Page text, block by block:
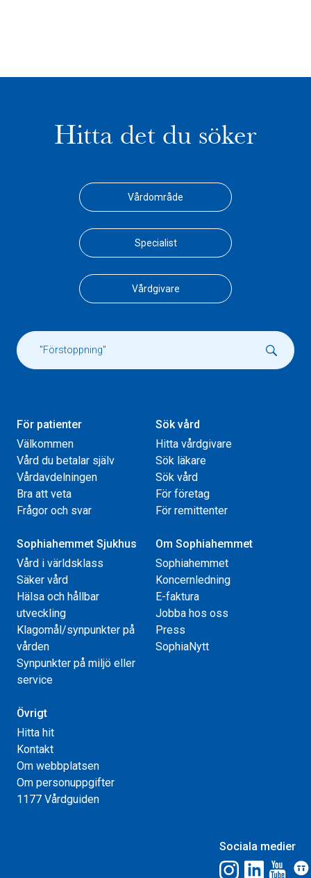
Hitta det du söker
Vårdområde
Specialist
Vårdgivare
För patienter
Välkommen
Vård du betalar själv
Vårdavdelningen
Bra att veta
Frågor och svar
Sök vård
Hitta vårdgivare
Sök läkare
Sök vård
För företag
För remittenter
Sophiahemmet Sjukhus
Vård i världsklass
Säker vård
Hälsa och hållbar
utveckling
Klagomål/synpunkter på
vården
Synpunkter på miljö eller
service
Om Sophiahemmet
Sophiahemmet
Koncernledning
E-faktura
Jobba hos oss
Press
SophiaNytt
Övrigt
Hitta hit
Kontakt
Om webbplatsen
Om personuppgifter
1177 Vårdguiden
Sociala medier